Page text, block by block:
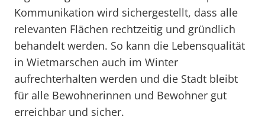
Kommunikation wird sichergestellt, dass alle
relevanten Flächen rechtzeitig und gründlich
behandelt werden. So kann die Lebensqualität
in Wietmarschen auch im Winter
aufrechterhalten werden und die Stadt bleibt
für alle Bewohnerinnen und Bewohner gut
erreichbar und sicher.